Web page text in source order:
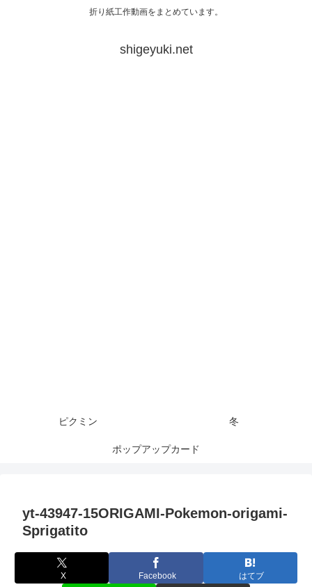
折り紙工作動画をまとめています。
shigeyuki.net
ピクミン 冬
ポップアップカード
yt-43947-15ORIGAMI-Pokemon-origami-
Sprigatito
X Facebook はてブ